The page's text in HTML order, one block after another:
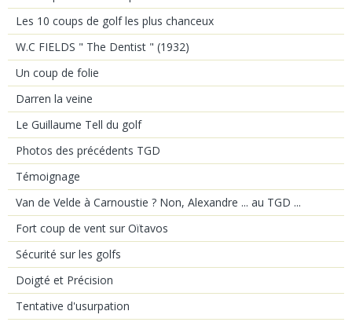
Les 10 coups de golf les plus chanceux
W.C FIELDS " The Dentist " (1932)
Un coup de folie
Darren la veine
Le Guillaume Tell du golf
Photos des précédents TGD
Témoignage
Van de Velde à Carnoustie ? Non, Alexandre ... au TGD ...
Fort coup de vent sur Oïtavos
Sécurité sur les golfs
Doigté et Précision
Tentative d'usurpation